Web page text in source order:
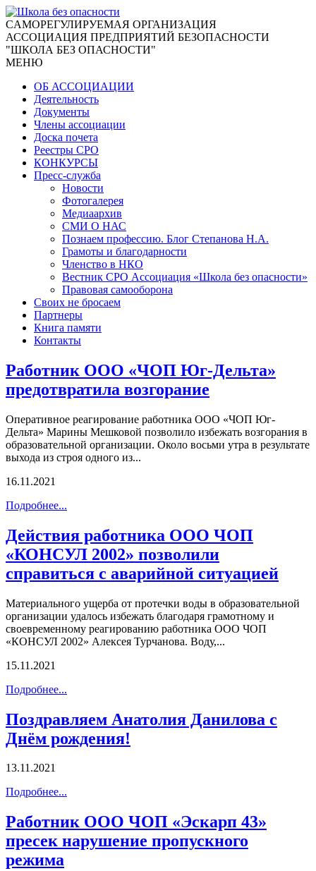
CАМОРЕГУЛИРУЕМАЯ ОРГАНИЗАЦИЯ
АССОЦИАЦИЯ ПРЕДПРИЯТИЙ БЕЗОПАСНОСТИ
"ШКОЛА БЕЗ ОПАСНОСТИ"
МЕНЮ
ОБ АССОЦИАЦИИ
Деятельность
Документы
Члены ассоциации
Доска почета
Реестры СРО
КОНКУРСЫ
Пресс-служба
Новости
Фотогалерея
Медиаархив
СМИ О НАС
Познаем профессию. Блог Степанова Н.А.
Грамоты и благодарности
Членство в НКО
Вестник СРО Ассоциация «Школа без опасности»
Правовая самооборона
Своих не бросаем
Партнеры
Книга памяти
Контакты
Работник ООО «ЧОП Юг-Дельта»
предотвратила возгорание
Оперативное реагирование работника ООО «ЧОП Юг-
Дельта» Марины Мешковой позволило избежать возгорания в
образовательной организации. Около восьми утра в результате
выхода из строя одного из...
16.11.2021
Подробнее...
Действия работника ООО ЧОП
«КОНСУЛ 2002» позволили
справиться с аварийной ситуацией
Материального ущерба от протечки воды в образовательной
организации удалось избежать благодаря грамотному и
своевременному реагированию работника ООО ЧОП
«КОНСУЛ 2002» Алексея Турчанова. Воду,...
15.11.2021
Подробнее...
Поздравляем Анатолия Данилова с
Днём рождения!
13.11.2021
Подробнее...
Работник ООО ЧОП «Эскарп 43»
пресек нарушение пропускного
режима